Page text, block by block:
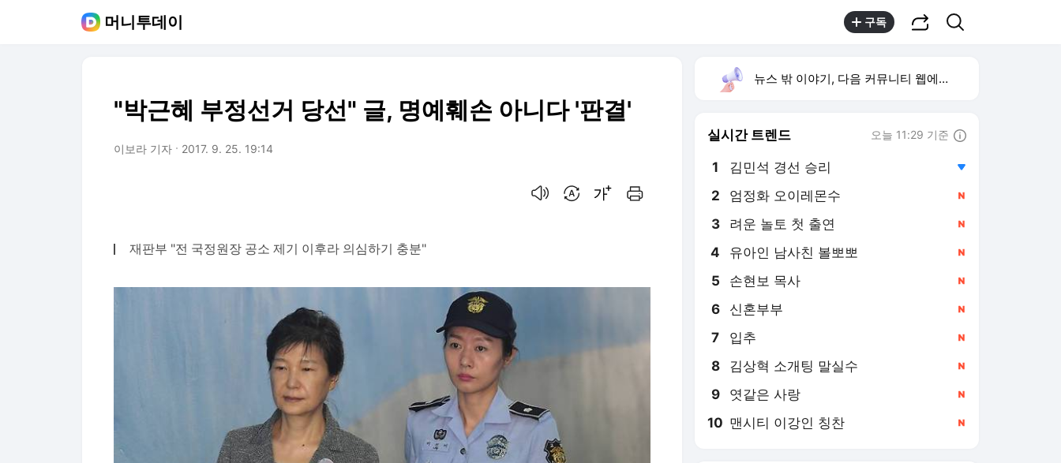
머니투데이 구독
"박근혜 부정선거 당선" 글, 명예훼손 아니다 '판결'
이보라 기자 2017. 9. 25. 19:14
재판부 "전 국정원장 공소 제기 이후라 의심하기 충분"
뉴스 밖 이야기, 다음 커뮤니티 웹에서 보기
실시간 트렌드 오늘 11:29 기준
1 김민석 경선 승리
2 엄정화 오이레몬수
4 유아인 남사친 볼뽀뽀
5 손현보 목사
6 신혼부부
7 입추
8 김상혁 소개팅 말실수
9 엿같은 사랑
10 맨시티 이강인 칭찬